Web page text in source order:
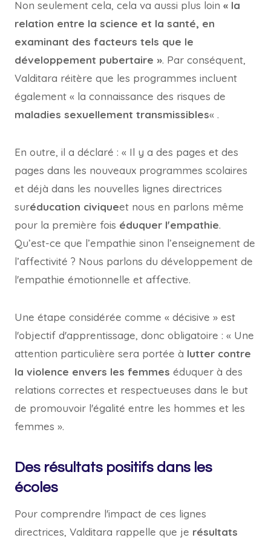
Non seulement cela, cela va aussi plus loin « la
relation entre la science et la santé, en
examinant des facteurs tels que le
développement pubertaire ». Par conséquent,
Valditara réitère que les programmes incluent
également « la connaissance des risques de
maladies sexuellement transmissibles« .
En outre, il a déclaré : « Il y a des pages et des
pages dans les nouveaux programmes scolaires
et déjà dans les nouvelles lignes directrices
suréducation civiqueet nous en parlons même
pour la première fois éduquer l'empathie.
Qu’est-ce que l’empathie sinon l’enseignement de
l’affectivité ? Nous parlons du développement de
l'empathie émotionnelle et affective.
Une étape considérée comme « décisive » est
l'objectif d'apprentissage, donc obligatoire : « Une
attention particulière sera portée à lutter contre
la violence envers les femmes éduquer à des
relations correctes et respectueuses dans le but
de promouvoir l'égalité entre les hommes et les
femmes ».
Des résultats positifs dans les
écoles
Pour comprendre l'impact de ces lignes
directrices, Valditara rappelle que je résultats